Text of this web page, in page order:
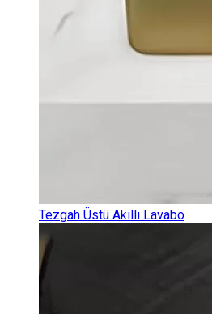
Tezgah Üstü Akıllı Lavabo